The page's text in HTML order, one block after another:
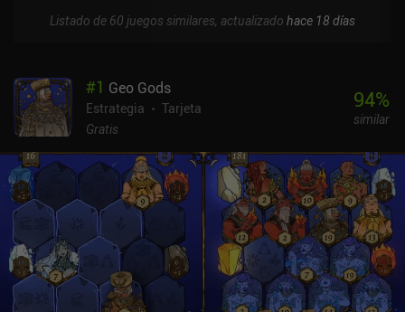
Listado de 60 juegos similares, actualizado hace 18 días
#1 Geo Gods
Estrategia
Tarjeta
Gratis
94%
similar